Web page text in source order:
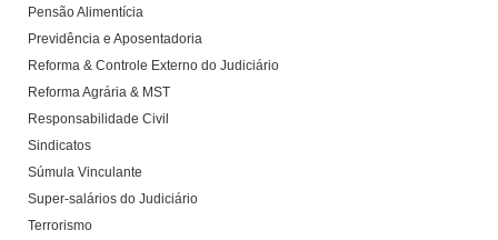
Pensão Alimentícia
Previdência e Aposentadoria
Reforma & Controle Externo do Judiciário
Reforma Agrária & MST
Responsabilidade Civil
Sindicatos
Súmula Vinculante
Super-salários do Judiciário
Terrorismo